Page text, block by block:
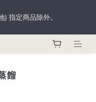
指定商品除外。
網店、酒吧消費，即可輕鬆
成年人士售賣或供應令人
餾